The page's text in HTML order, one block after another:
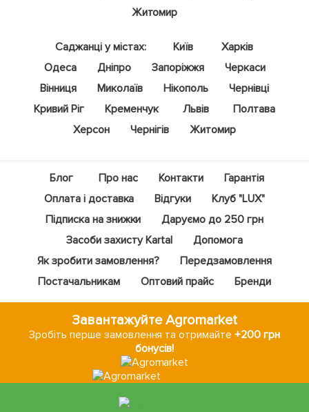
Житомир
Саджанці у містах: Київ
Харків
Одеса
Дніпро Запоріжжя
Черкаси
Вінниця
Миколаїв Нікополь
Чернівці
Кривий Ріг
Кременчук Львів
Полтава
Херсон
Чернігів Житомир
Блог Про нас Контакти
Гарантія
Оплата і доставка
Відгуки
Клуб "LUX"
Підписка на знижки
Даруємо до 250 грн
Засоби захисту Kartal
Допомога
Як зробити замовлення?
Передзамовлення
Постачальникам
Оптовий прайс Бренди
Завантажуйте Agromarket
Зробіть перше замовлення та отримайте+200 грн
бонусів!